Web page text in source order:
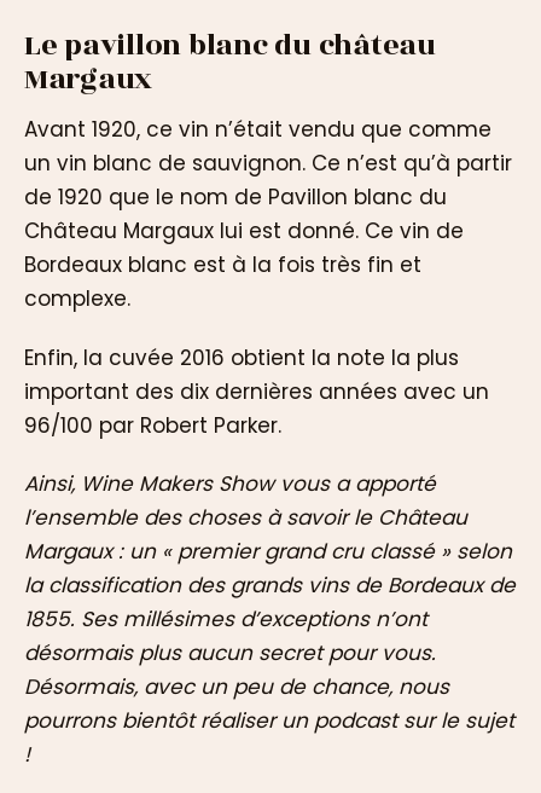
Le pavillon blanc du château
Margaux
Avant 1920, ce vin n’était vendu que comme
un vin blanc de sauvignon. Ce n’est qu’à partir
de 1920 que le nom de Pavillon blanc du
Château Margaux lui est donné. Ce vin de
Bordeaux blanc est à la fois très fin et
complexe.
Enfin, la cuvée 2016 obtient la note la plus
important des dix dernières années avec un
96/100 par Robert Parker.
Ainsi, Wine Makers Show vous a apporté
l’ensemble des choses à savoir le Château
Margaux : un « premier grand cru classé » selon
la classification des grands vins de Bordeaux de
1855. Ses millésimes d’exceptions n’ont
désormais plus aucun secret pour vous.
Désormais, avec un peu de chance, nous
pourrons bientôt réaliser un podcast sur le sujet
!